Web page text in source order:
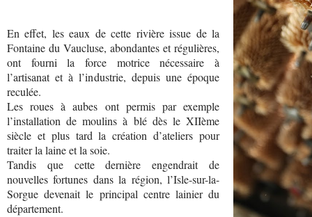
En effet, les eaux de cette rivière issue de la
Fontaine du Vaucluse, abondantes et régulières,
ont fourni la force motrice nécessaire à
l’artisanat et à l’industrie, depuis une époque
reculée.
Les roues à aubes ont permis par exemple
l’installation de moulins à blé dès le XIIème
siècle et plus tard la création d’ateliers pour
traiter la laine et la soie.
Tandis que cette dernière engendrait de
nouvelles fortunes dans la région, l’Isle-sur-la-
Sorgue devenait le principal centre lainier du
département.